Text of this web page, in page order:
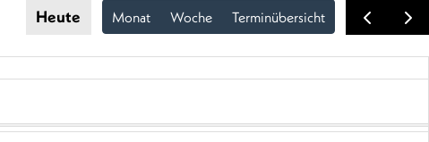
Heute Monat Woche Terminübersicht